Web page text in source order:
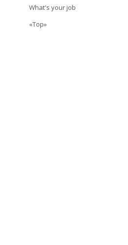
What's your job
«Top»